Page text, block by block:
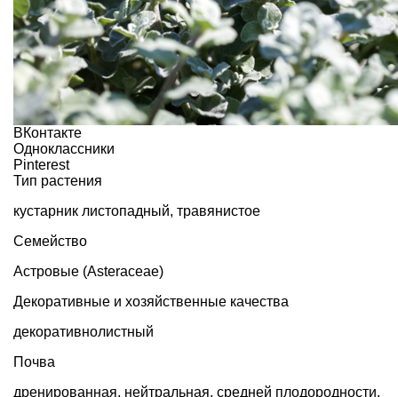
ВКонтакте
Одноклассники
Pinterest
Тип растения
кустарник листопадный, травянистое
Семейство
Астровые (Asteraceae)
Декоративные и хозяйственные качества
декоративнолистный
Почва
дренированная, нейтральная, средней плодородности,